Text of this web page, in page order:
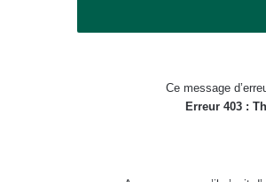
Ce message
Erreur 403 :